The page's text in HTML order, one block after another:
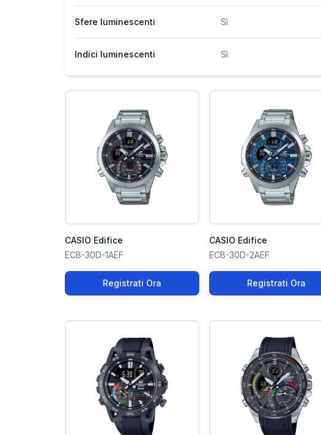
Sfere luminescenti Sì
Indici luminescenti Sì
CASIO Edifice
ECB-30D-1AEF
Registrati Ora
CASIO Edifice
ECB-30D-2AEF
Registrati Ora